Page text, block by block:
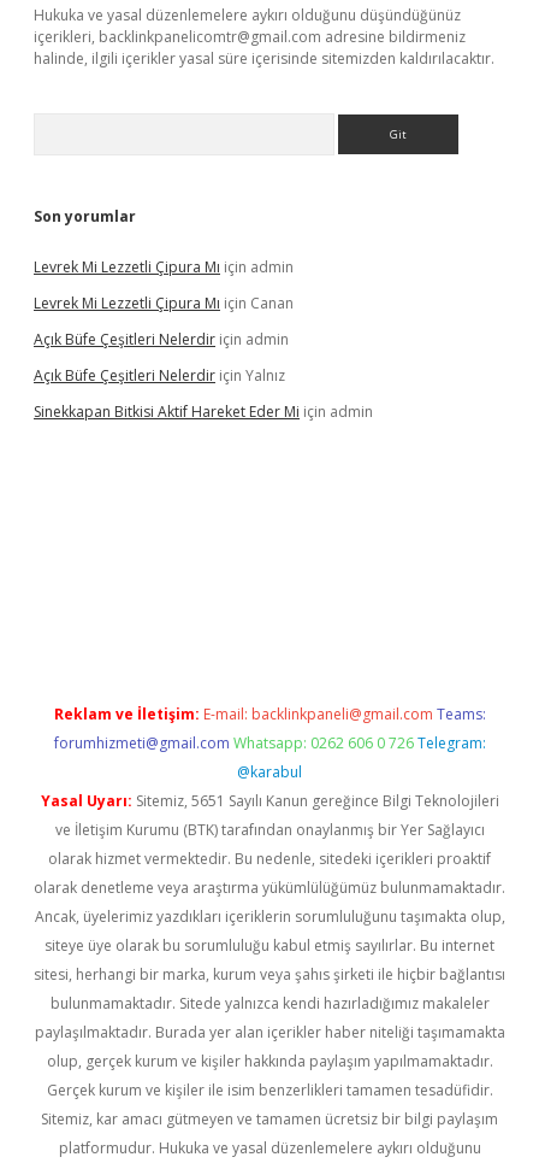
Hukuka ve yasal düzenlemelere aykırı olduğunu düşündüğünüz
içerikleri, backlinkpanelicomtr@gmail.com adresine bildirmeniz
halinde, ilgili içerikler yasal süre içerisinde sitemizden kaldırılacaktır.
Son yorumlar
Levrek Mi Lezzetli Çipura Mı için admin
Levrek Mi Lezzetli Çipura Mı için Canan
Açık Büfe Çeşitleri Nelerdir için admin
Açık Büfe Çeşitleri Nelerdir için Yalnız
Sinekkapan Bitkisi Aktif Hareket Eder Mi için admin
Reklam ve İletişim: E-mail: backlinkpaneli@gmail.com Teams:
forumhizmeti@gmail.com Whatsapp: 0262 606 0 726 Telegram:
@karabul
Yasal Uyarı: Sitemiz, 5651 Sayılı Kanun gereğince Bilgi Teknolojileri
ve İletişim Kurumu (BTK) tarafından onaylanmış bir Yer Sağlayıcı
olarak hizmet vermektedir. Bu nedenle, sitedeki içerikleri proaktif
olarak denetleme veya araştırma yükümlülüğümüz bulunmamaktadır.
Ancak, üyelerimiz yazdıkları içeriklerin sorumluluğunu taşımakta olup,
siteye üye olarak bu sorumluluğu kabul etmiş sayılırlar. Bu internet
sitesi, herhangi bir marka, kurum veya şahıs şirketi ile hiçbir bağlantısı
bulunmamaktadır. Sitede yalnızca kendi hazırladığımız makaleler
paylaşılmaktadır. Burada yer alan içerikler haber niteliği taşımamakta
olup, gerçek kurum ve kişiler hakkında paylaşım yapılmamaktadır.
Gerçek kurum ve kişiler ile isim benzerlikleri tamamen tesadüfidir.
Sitemiz, kar amacı gütmeyen ve tamamen ücretsiz bir bilgi paylaşım
platformudur. Hukuka ve yasal düzenlemelere aykırı olduğunu